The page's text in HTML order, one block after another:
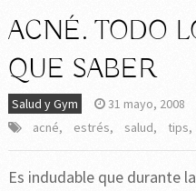
ACNÉ. TODO
QUE SABER
Salud y Gym 31 mayo, 2008
acné, estrés, salud, tips,
Es indudable que durante